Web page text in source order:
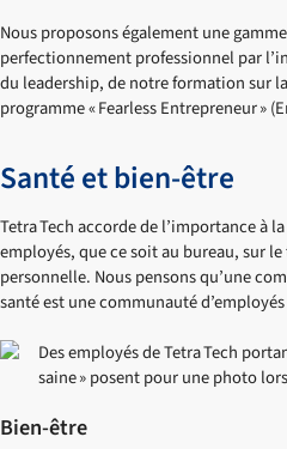
Nous proposons également une
perfectionnement professionnel par
du leadership, de notre formation sur
programme « Fearless Entrepreneur »
Santé et bien-être
Tetra Tech accorde de l’importance à
employés, que ce soit au bureau, sur
personnelle. Nous pensons qu’une
santé est une communauté
Bien-être